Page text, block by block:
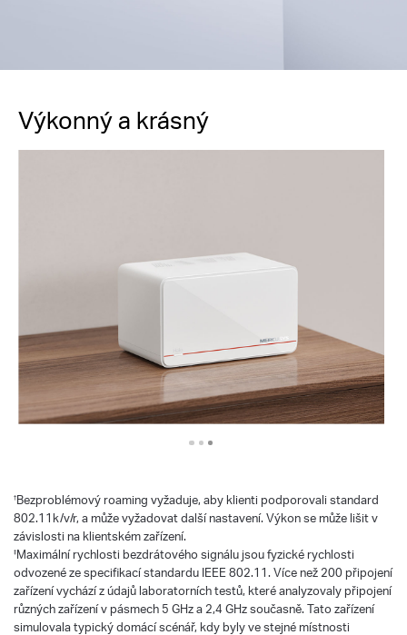
Výkonný a krásný
†Bezproblémový roaming vyžaduje, aby klienti podporovali standard
802.11k/v/r, a může vyžadovat další nastavení. Výkon se může lišit v
závislosti na klientském zařízení.
‡Maximální rychlosti bezdrátového signálu jsou fyzické rychlosti
odvozené ze specifikací standardu IEEE 802.11. Více než 200 připojení
zařízení vychází z údajů laboratorních testů, které analyzovaly připojení
různých zařízení v pásmech 5 GHz a 2,4 GHz současně. Tato zařízení
simulovala typický domácí scénář, kdy byly ve stejné místnosti